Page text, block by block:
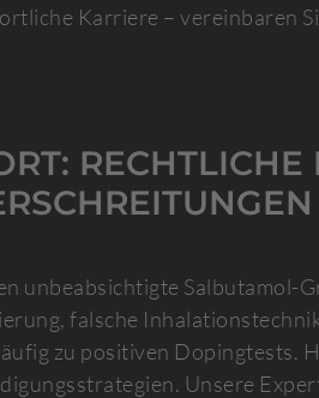
Karriere – vereinbaren
unbeabsichtigte Salbutamol-
falsche
zu positiven Dopingtests.
Unsere